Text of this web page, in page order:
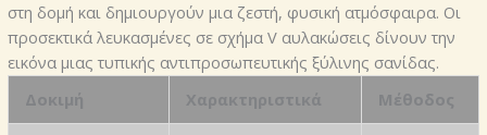
στη δομή και δημιουργούν μια ζεστή, φυσική ατμόσφαιρα. Οι
προσεκτικά λευκασμένες σε σχήμα V αυλακώσεις δίνουν την
εικόνα μιας τυπικής αντιπροσωπευτικής ξύλινης σανίδας.
Δοκιμή
Χαρακτηριστικά Μέθοδος